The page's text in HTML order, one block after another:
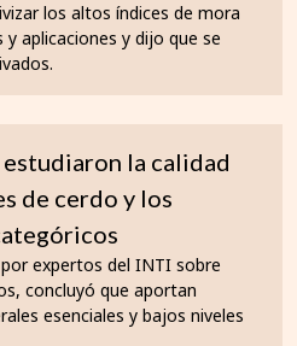
los altos índices de mora
aplicaciones y dijo que se
la calidad
de cerdo y los
expertos del INTI sobre
concluyó que aportan
esenciales y bajos niveles